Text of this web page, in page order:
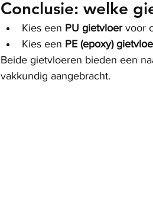
Conclusie: welke
Kies een PU gietvloer voor
Kies een PE (epoxy)
Beide gietvloeren bieden een
vakkundig aangebracht.